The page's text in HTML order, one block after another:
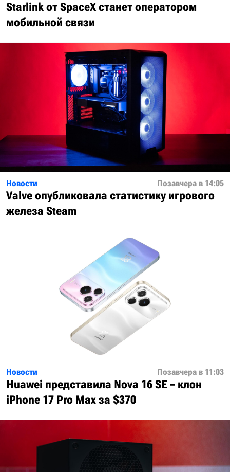
Starlink от SpaceX станет оператором
мобильной связи
Новости Позавчера в 14:05
Valve опубликовала статистику игрового
железа Steam
Новости Позавчера в 11:03
Huawei представила Nova 16 SE – клон
iPhone 17 Pro Max за $370